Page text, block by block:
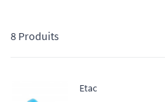
8 Produits
Etac